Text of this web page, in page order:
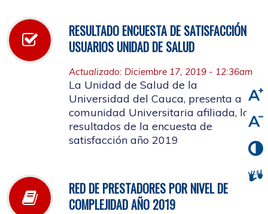
RESULTADO ENCUESTA DE SATISFACCIÓN
USUARIOS UNIDAD DE SALUD
Actualizado: Diciembre 17, 2019 - 12:36am
La Unidad de Salud de la
Universidad del Cauca, presenta a la
comunidad Universitaria afiliada, los
resultados de la encuesta de
satisfacción año 2019
RED DE PRESTADORES POR NIVEL DE
COMPLEJIDAD AÑO 2019